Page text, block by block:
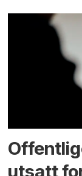
utsatt